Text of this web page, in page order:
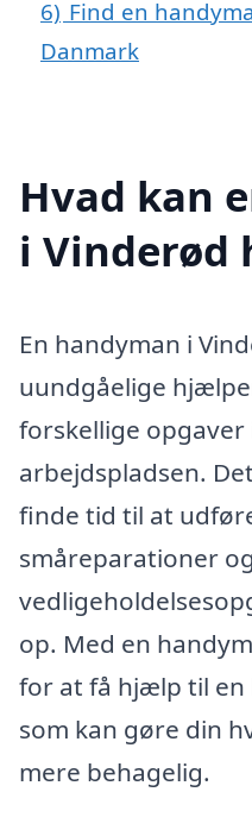
6) Find en
Danmark
Hvad kan
i Vinderød
En handyman i
uundgåelige
forskellige
arbejdspladsen.
finde tid til at
småreparationer og
op. Med en
for at få hjælp til en
som kan gøre din
mere behagelig.